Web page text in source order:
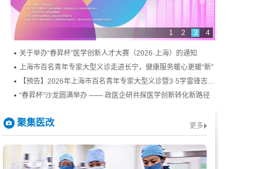
1 2 3 4
关于举办“春昇杯”医学创新人才大赛（2026·上海）的通知
上海市百名青年专家大型义诊走进长宁，健康服务暖心更暖“新”
【预告】2026年上海市百名青年专家大型义诊暨3·5学雷锋志愿服务活动
“春昇杯”沙龙圆满举办 —— 政医企研共探医学创新转化新路径
聚集医改 更多